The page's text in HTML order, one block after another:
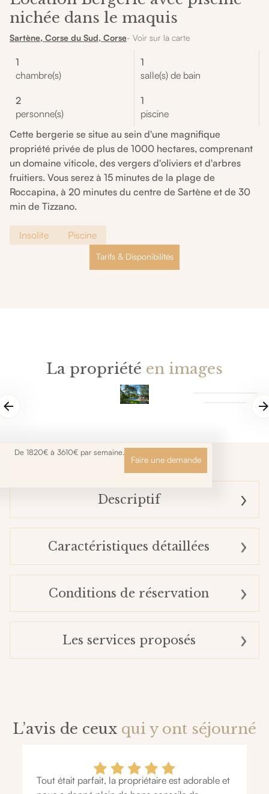
nichée dans le maquis
Sartène, Corse du Sud, Corse- Voir sur la carte
1
chambre(s)
1
salle(s) de bain
2
personne(s)
1
piscine
Cette bergerie se situe au sein d'une magnifique
propriété privée de plus de 1000 hectares, comprenant
un domaine viticole, des vergers d'oliviers et d'arbres
fruitiers. Vous serez à 15 minutes de la plage de
Roccapina, à 20 minutes du centre de Sartène et de 30
min de Tizzano.
Insolite Piscine
Tarifs & Disponibilités
La propriété en images
De 1820€ à 3610€ par semaine.
Faire une demande
Descriptif
Caractéristiques détaillées
Conditions de réservation
Les services proposés
L’avis de ceux qui y ont séjourné
Tout était parfait, la propriétaire est adorable et